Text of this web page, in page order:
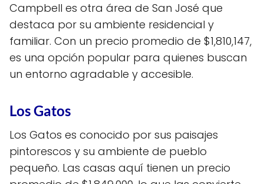
Campbell es otra área de San José que
destaca por su ambiente residencial y
familiar. Con un precio promedio de $1,810,147,
es una opción popular para quienes buscan
un entorno agradable y accesible.
Los Gatos
Los Gatos es conocido por sus paisajes
pintorescos y su ambiente de pueblo
pequeño. Las casas aquí tienen un precio